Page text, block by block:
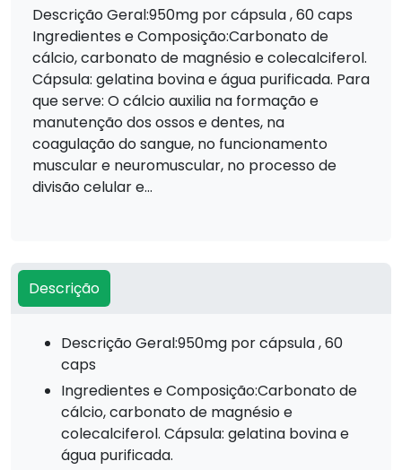
Descrição Geral:950mg por cápsula , 60 caps
Ingredientes e Composição:Carbonato de
cálcio, carbonato de magnésio e colecalciferol.
Cápsula: gelatina bovina e água purificada. Para
que serve: O cálcio auxilia na formação e
manutenção dos ossos e dentes, na
coagulação do sangue, no funcionamento
muscular e neuromuscular, no processo de
divisão celular e...
Descrição
Descrição Geral:950mg por cápsula , 60
caps
Ingredientes e Composição:Carbonato de
cálcio, carbonato de magnésio e
colecalciferol. Cápsula: gelatina bovina e
água purificada.